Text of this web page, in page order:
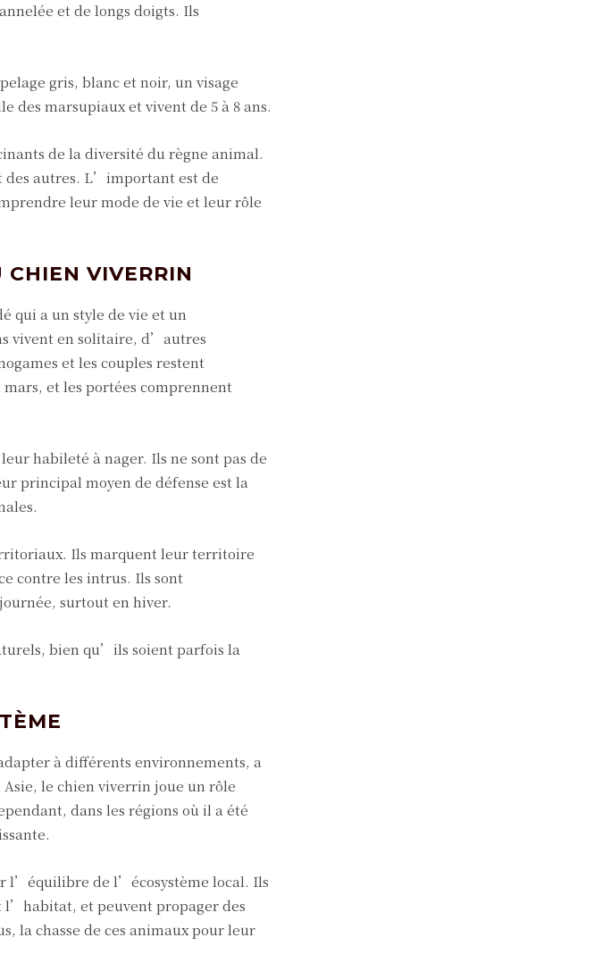
et de longs doigts. Ils
gris, blanc et noir, un visage
des marsupiaux et vivent de 5 à 8 ans.
de la diversité du règne animal.
des autres. L’important est de
leur mode de vie et leur rôle
VIVERRIN
qui a un style de vie et un
vivent en solitaire, d’autres
et les couples restent
et les portées comprennent
habileté à nager. Ils ne sont pas de
principal moyen de défense est la
Ils marquent leur territoire
contre les intrus. Ils sont
surtout en hiver.
bien qu’ils soient parfois la
à différents environnements, a
le chien viverrin joue un rôle
dans les régions où il a été
l’équilibre de l’écosystème local. Ils
l’habitat, et peuvent propager des
la chasse de ces animaux pour leur